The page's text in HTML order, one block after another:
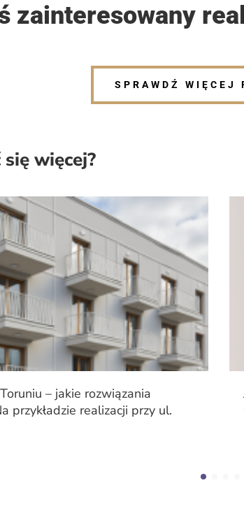
zainteresowany
SPRAWDŹ WIĘCEJ
więcej?
– jakie rozwiązania
przykładzie realizacji przy ul.